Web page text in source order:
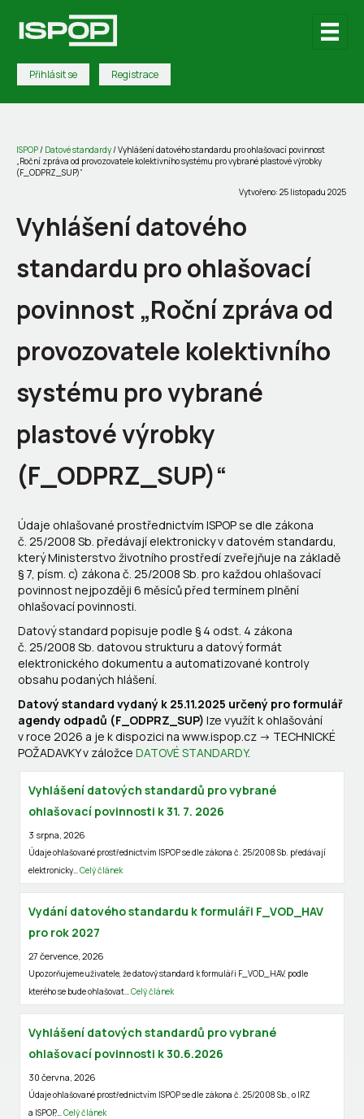
Přihlásit se Registrace
ISPOP/ Datové standardy/Vyhlášení datového standardu pro ohlašovací povinnost
„Roční zpráva od provozovatele kolektivního systému pro vybrané plastové výrobky
(F_ODPRZ_SUP)“
Vytvořeno: 25 listopadu 2025
Vyhlášení datového
standardu pro ohlašovací
povinnost „Roční zpráva od
provozovatele kolektivního
systému pro vybrané
plastové výrobky
(F_ODPRZ_SUP)“
Údaje ohlašované prostřednictvím ISPOP se dle zákona
č. 25/2008 Sb. předávají elektronicky v datovém standardu,
který Ministerstvo životního prostředí zveřejňuje na základě
§ 7, písm. c) zákona č. 25/2008 Sb. pro každou ohlašovací
povinnost nejpozději 6 měsíců před termínem plnění
ohlašovací povinnosti.
Datový standard popisuje podle § 4 odst. 4 zákona
č. 25/2008 Sb. datovou strukturu a datový formát
elektronického dokumentu a automatizované kontroly
obsahu podaných hlášení.
Datový standard vydaný k 25.11.2025 určený pro formulář
agendy odpadů (F_ODPRZ_SUP) lze využít k ohlašování
v roce 2026 a je k dispozici na www.ispop.cz -> TECHNICKÉ
POŽADAVKY v záložce DATOVÉ STANDARDY.
Vyhlášení datových standardů pro vybrané
ohlašovací povinnosti k 31. 7. 2026
3 srpna, 2026
Údaje ohlašované prostřednictvím ISPOP se dle zákona č. 25/2008 Sb. předávají
elektronicky…Celý článek
Vydání datového standardu k formuláři F_VOD_HAV
pro rok 2027
27 července, 2026
Upozorňujeme uživatele, že datový standard k formuláři F_VOD_HAV, podle
kterého se bude ohlašovat…Celý článek
Vyhlášení datových standardů pro vybrané
ohlašovací povinnosti k 30.6.2026
30 června, 2026
Údaje ohlašované prostřednictvím ISPOP se dle zákona č. 25/2008 Sb., o IRZ
a ISPOP,…Celý článek